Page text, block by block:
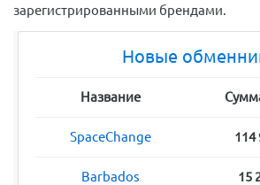
зарегистрированными брендами.
Новые
Название
SpaceChange 114
Barbados 15